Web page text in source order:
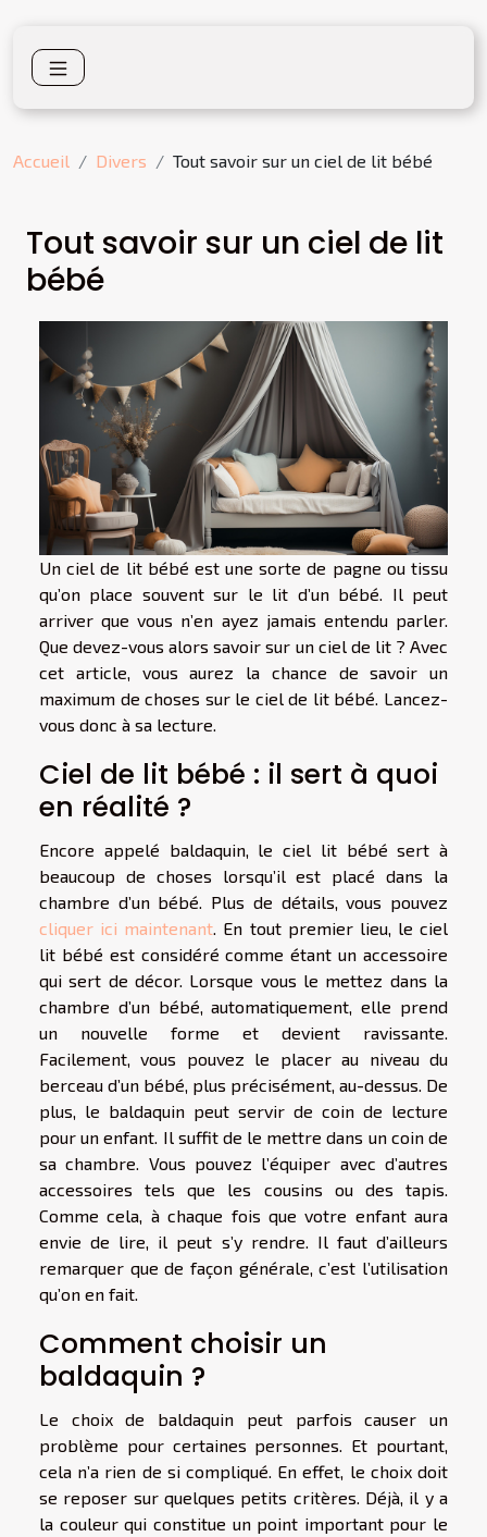
Accueil Divers Tout savoir sur un ciel de lit bébé
Tout savoir sur un ciel de lit
bébé
Un ciel de lit bébé est une sorte de pagne ou tissu
qu’on place souvent sur le lit d’un bébé. Il peut
arriver que vous n’en ayez jamais entendu parler.
Que devez-vous alors savoir sur un ciel de lit ? Avec
cet article, vous aurez la chance de savoir un
maximum de choses sur le ciel de lit bébé. Lancez-
vous donc à sa lecture.
Ciel de lit bébé : il sert à quoi
en réalité ?
Encore appelé baldaquin, le ciel lit bébé sert à
beaucoup de choses lorsqu’il est placé dans la
chambre d’un bébé. Plus de détails, vous pouvez
cliquer ici maintenant. En tout premier lieu, le ciel
lit bébé est considéré comme étant un accessoire
qui sert de décor. Lorsque vous le mettez dans la
chambre d’un bébé, automatiquement, elle prend
un nouvelle forme et devient ravissante.
Facilement, vous pouvez le placer au niveau du
berceau d’un bébé, plus précisément, au-dessus. De
plus, le baldaquin peut servir de coin de lecture
pour un enfant. Il suffit de le mettre dans un coin de
sa chambre. Vous pouvez l’équiper avec d’autres
accessoires tels que les cousins ou des tapis.
Comme cela, à chaque fois que votre enfant aura
envie de lire, il peut s’y rendre. Il faut d’ailleurs
remarquer que de façon générale, c’est l’utilisation
qu’on en fait.
Comment choisir un
baldaquin ?
Le choix de baldaquin peut parfois causer un
problème pour certaines personnes. Et pourtant,
cela n’a rien de si compliqué. En effet, le choix doit
se reposer sur quelques petits critères. Déjà, il y a
la couleur qui constitue un point important pour le